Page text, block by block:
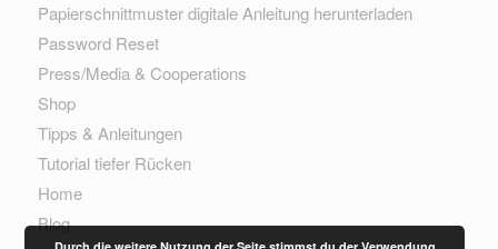
Papierschnittmuster digitale Anleitung herunterladen
Password Reset
Press/Media & Cooperations
Shop
Tipps & Anleitungen
Tutorial tiefer Rücken
Home
Blog